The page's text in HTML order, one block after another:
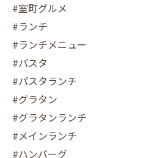
#室町グルメ
#ランチ
#ランチメニュー
#パスタ
#パスタランチ
#グラタン
#グラタンランチ
#メインランチ
#ハンバーグ